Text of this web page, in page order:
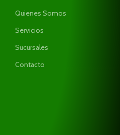
Quienes Somos
Servicios
Sucursales
Contacto